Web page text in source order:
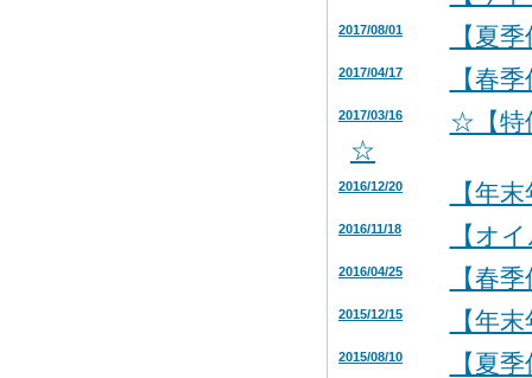
2017/08/01 【夏
2017/04/17 【春
2017/03/16
☆【特
☆
2016/12/20 【年
2016/11/18 【オ
2016/04/25 【春
2015/12/15 【年
2015/08/10 【夏